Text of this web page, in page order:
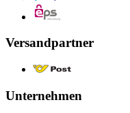
Versandpartner
Unternehmen